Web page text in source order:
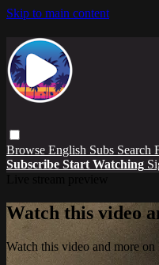
Skip to main content
Browse English Subs Search
Subscribe Start Watching
Watch this video
Watch this video and more